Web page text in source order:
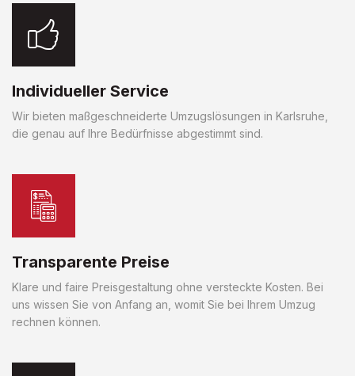
Individueller Service
Wir bieten maßgeschneiderte Umzugslösungen in Karlsruhe,
die genau auf Ihre Bedürfnisse abgestimmt sind.
Transparente Preise
Klare und faire Preisgestaltung ohne versteckte Kosten. Bei
uns wissen Sie von Anfang an, womit Sie bei Ihrem Umzug
rechnen können.